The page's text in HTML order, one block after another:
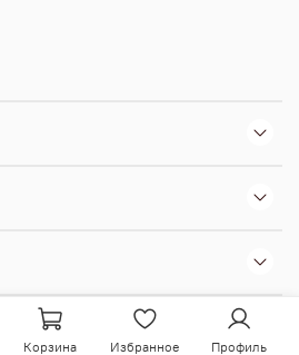
Корзина Избранное Профиль